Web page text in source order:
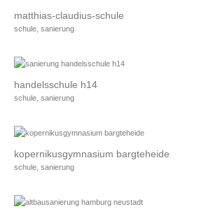
matthias-claudius-schule
schule, sanierung
handelsschule h14
schule, sanierung
kopernikusgymnasium bargteheide
schule, sanierung